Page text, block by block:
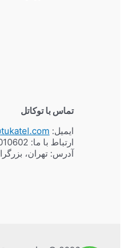
تماس با توکاتل
ایمیل:
ارتباط با ما:
آدرس: تهران،